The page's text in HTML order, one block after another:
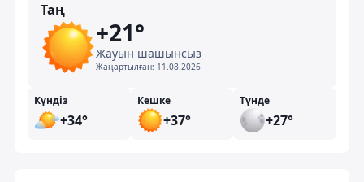
Таң
+21°
Жауын шашынсыз
Жаңартылған: 11.08.2026
Күндіз
+34°
Кешке
+37°
Түнде
+27°